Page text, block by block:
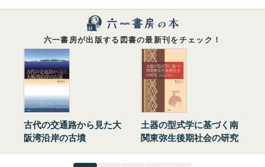
六一書房が出版する図書の最新刊をチェック！
古代の交通路から見た大
阪湾沿岸の古墳
土器の型式学に基づく南
関東弥生後期社会の研究